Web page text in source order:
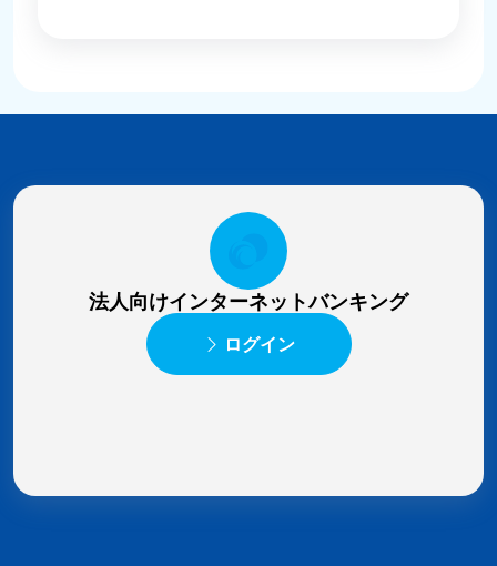
法人向けインターネットバンキング
ログイン